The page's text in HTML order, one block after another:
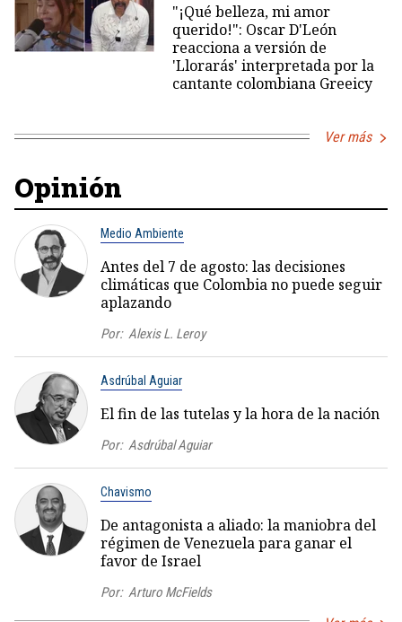
"¡Qué belleza, mi amor
querido!": Oscar D'León
reacciona a versión de
'Llorarás' interpretada por la
cantante colombiana Greeicy
Ver más
Opinión
Medio Ambiente
Antes del 7 de agosto: las decisiones
climáticas que Colombia no puede seguir
aplazando
Por: Alexis L. Leroy
Asdrúbal Aguiar
El fin de las tutelas y la hora de la nación
Por: Asdrúbal Aguiar
Chavismo
De antagonista a aliado: la maniobra del
régimen de Venezuela para ganar el
favor de Israel
Por: Arturo McFields